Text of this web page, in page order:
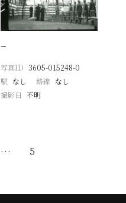
−
写真ID 3605-015248-0
駅 なし 路線 なし
撮影日 不明
… 5